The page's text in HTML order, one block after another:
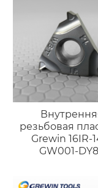
резьбовая
Grewin 16IR-
GW001-